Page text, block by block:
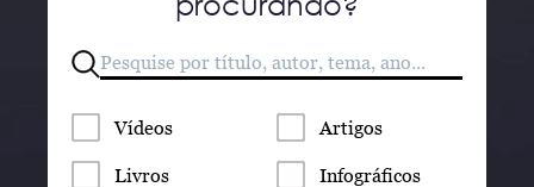
Vídeos Artigos
Livros Infográficos